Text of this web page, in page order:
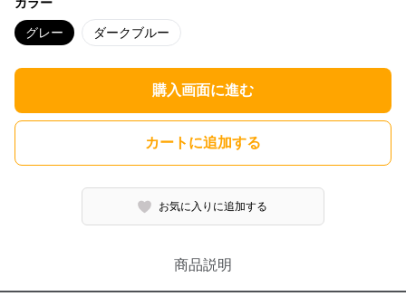
グレー ダークブルー
購入画面に進む
カートに追加する
お気に入りに追加する
商品説明